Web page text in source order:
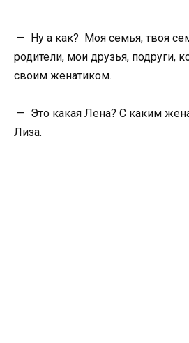
— Ну а как? Моя семья, твоя
родители, мои друзья, подруги,
своим женатиком.
— Это какая Лена? С каким
Лиза.